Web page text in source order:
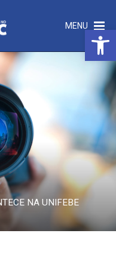
MENU
NA UNIFEBE